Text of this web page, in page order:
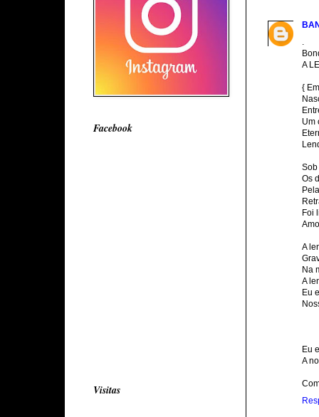
A
{
Um
Os
Foi
A
Na
A
Eu
Eu
A
Facebook
Visitas